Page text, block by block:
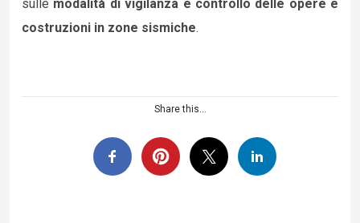
sulle modalità di vigilanza e controllo delle opere e
costruzioni in zone sismiche.
Share this...